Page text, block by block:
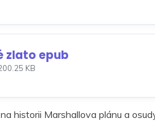
zlato epub
KB
historii Marshallova plánu a